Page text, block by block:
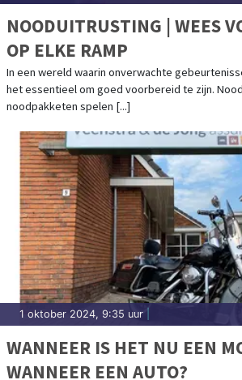
NOODUITRUSTING | WEES
OP ELKE RAMP
In een wereld waarin onverwachte
het essentieel om goed voorbereid te zijn.
noodpakketen spelen [...]
1 oktober 2024, 9:35 uur
WANNEER IS HET NU EEN
WANNEER EEN AUTO?